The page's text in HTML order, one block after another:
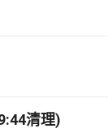
清理)